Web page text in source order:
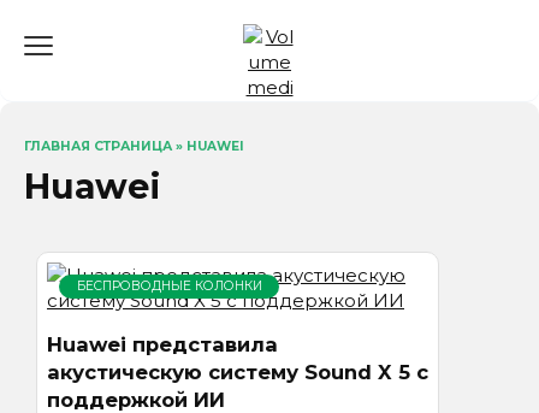
содержанию
ГЛАВНАЯ СТРАНИЦА» HUAWEI
Huawei
БЕСПРОВОДНЫЕ КОЛОНКИ
Huawei представила
акустическую систему Sound X 5 с
поддержкой ИИ